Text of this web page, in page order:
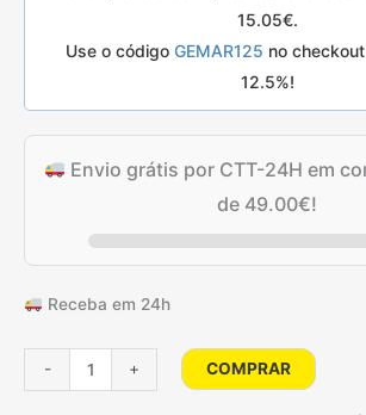
17.20€.
15.05€.
Use o código GEMAR125 no
12.5%!
Envio grátis por CTT-24H em
de 49.00€!
Receba em 24h
-
Quantidade
de
+ COMPRAR